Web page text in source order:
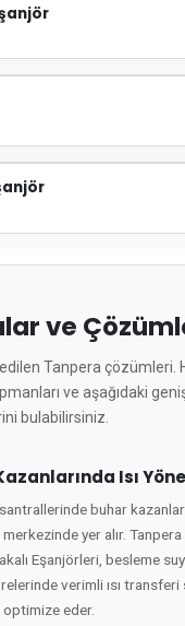
ve
Tanpera çözümleri.
ve aşağıdaki
bulabilirsiniz.
Isı
buhar
yer alır.
Eşanjörleri, besleme
verimli ısı transferi
eder.